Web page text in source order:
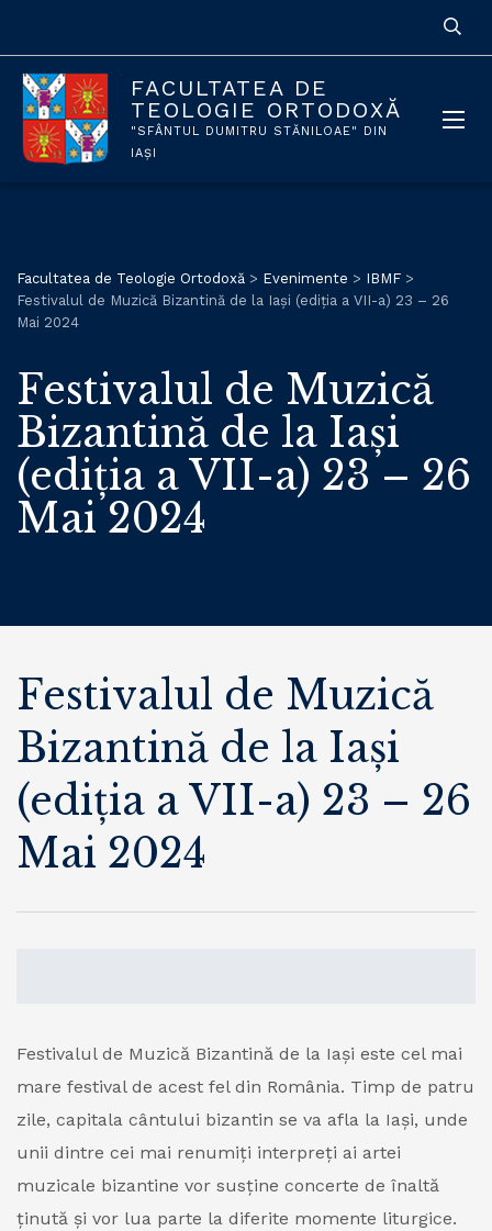
FACULTATEA DE
TEOLOGIE ORTODOXĂ
"SFÂNTUL DUMITRU STĂNILOAE" DIN
IAȘI
Facultatea de Teologie Ortodoxă > Evenimente > IBMF >
Festivalul de Muzică Bizantină de la Iași (ediția a VII-a) 23 – 26
Mai 2024
Festivalul de Muzică
Bizantină de la Iași
(ediția a VII-a) 23 – 26
Mai 2024
Festivalul de Muzică
Bizantină de la Iași
(ediția a VII-a) 23 – 26
Mai 2024
Festivalul de Muzică Bizantină de la Iași este cel mai
mare festival de acest fel din România. Timp de patru
zile, capitala cântului bizantin se va afla la Iași, unde
unii dintre cei mai renumiți interpreți ai artei
muzicale bizantine vor susține concerte de înaltă
ținută și vor lua parte la diferite momente liturgice.